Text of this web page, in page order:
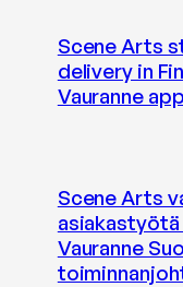
Scene Arts
delivery in
Vauranne
Scene Arts
asiakastyötä
Vauranne